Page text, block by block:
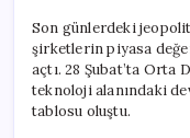
Son günlerdeki
şirketlerin piyasa
açtı. 28 Şubat’ta Orta
teknoloji alanındaki
tablosu oluştu.